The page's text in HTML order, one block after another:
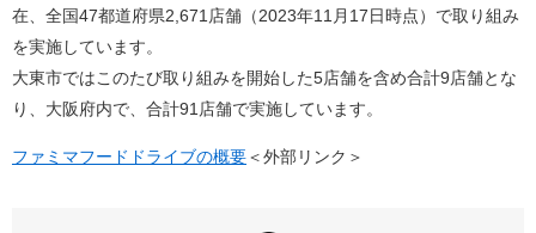
在、全国47都道府県2,671店舗（2023年11月17日時点）で取り組み
を実施しています。
大東市ではこのたび取り組みを開始した5店舗を含め合計9店舗とな
り、大阪府内で、合計91店舗で実施しています。
ファミマフードドライブの概要＜外部リンク＞